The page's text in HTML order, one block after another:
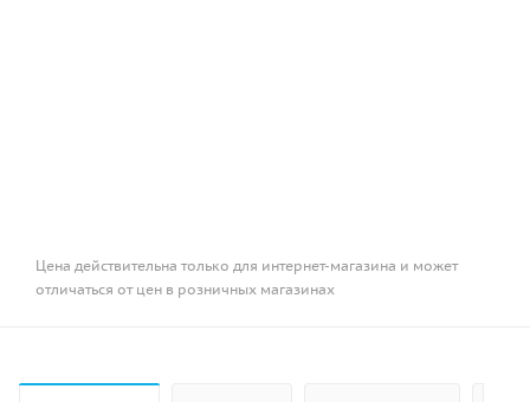
Цена действительна только для интернет-магазина и может
отличаться от цен в розничных магазинах